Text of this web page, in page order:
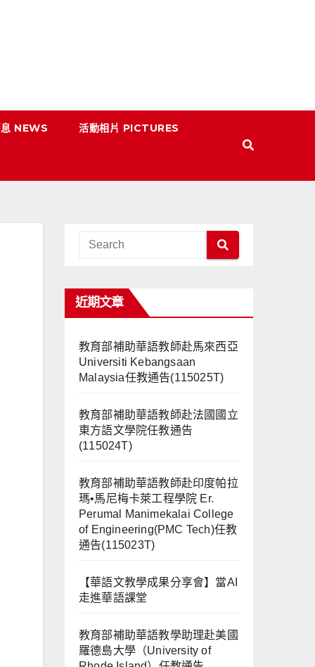
NEWS 活動相片 PICTURES
近期文章
教育部補助華語教師赴馬來西亞
Universiti Kebangsaan
Malaysia任教通告(115025T)
教育部補助華語教師赴法國國立
東方語文學院任教通告
(115024T)
教育部補助華語教師赴印度帕拉
瑪•馬尼梅卡萊工程學院 Er.
Perumal Manimekalai College
of Engineering(PMC Tech)任教
通告(115023T)
【華語文教學成果分享會】當AI
走進華語課堂
教育部補助華語教學助理赴美國
羅德島大學（University of